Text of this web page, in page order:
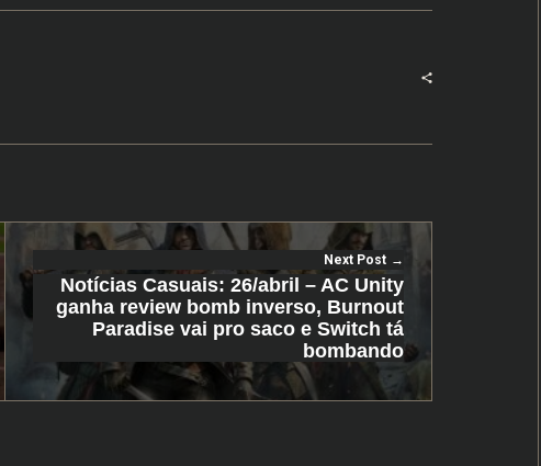
Next Post
Notícias Casuais: 26/abril – AC Unity
ganha review bomb inverso, Burnout
Paradise vai pro saco e Switch tá
bombando